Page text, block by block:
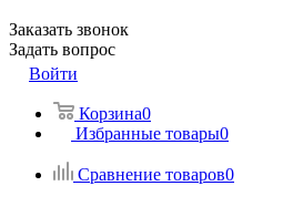
Заказать звонок
Задать вопрос
Войти
Корзина0
Избранные товары0
Сравнение товаров0